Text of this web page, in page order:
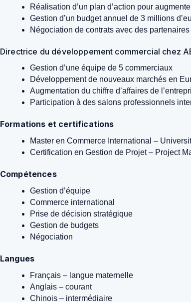
Réalisation d’un plan d’action pour
Gestion d’un budget annuel de 3 millions
Négociation de contrats avec des
Directrice du développement commercial chez
Gestion d’une équipe de 5 commerciaux
Développement de nouveaux marchés en
Augmentation du chiffre d’affaires de
Participation à des salons professionnels
Formations et certifications
Master en Commerce International –
Certification en Gestion de Projet – Project
Compétences
Gestion d’équipe
Commerce international
Prise de décision stratégique
Gestion de budgets
Négociation
Langues
Français – langue maternelle
Anglais – courant
Chinois – intermédiaire